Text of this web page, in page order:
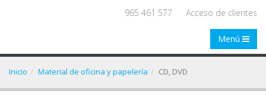
965 461 577 Acceso de clientes
Menú
Inicio Material de oficina y papelería CD, DVD